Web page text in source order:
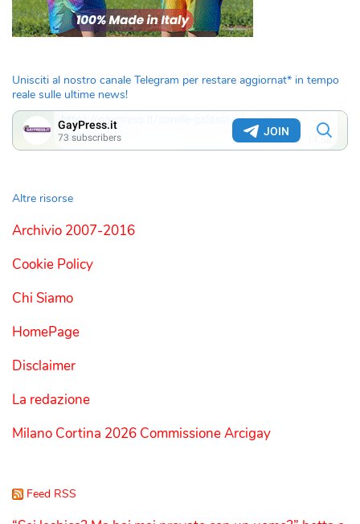
Unisciti al nostro canale Telegram per restare aggiornat* in tempo
reale sulle ultime news!
Altre risorse
Archivio 2007-2016
Cookie Policy
Chi Siamo
HomePage
Disclaimer
La redazione
Milano Cortina 2026 Commissione Arcigay
Feed RSS